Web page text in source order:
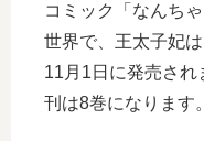
コミック「なんち
世界で、王太子妃
11月1日に発売さ
刊は8巻になります。